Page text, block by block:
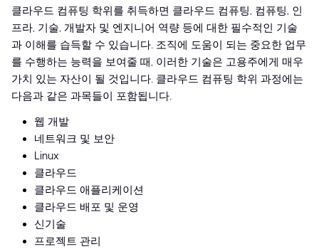
클라우드 컴퓨팅 학위를 취득하면 클라우드 컴퓨팅, 컴퓨팅, 인
프라, 기술, 개발자 및 엔지니어 역량 등에 대한 필수적인 기술
과 이해를 습득할 수 있습니다. 조직에 도움이 되는 중요한 업무
를 수행하는 능력을 보여줄 때, 이러한 기술은 고용주에게 매우
가치 있는 자산이 될 것입니다. 클라우드 컴퓨팅 학위 과정에는
다음과 같은 과목들이 포함됩니다.
웹 개발
네트워크 및 보안
Linux
클라우드
클라우드 애플리케이션
클라우드 배포 및 운영
신기술
프로젝트 관리